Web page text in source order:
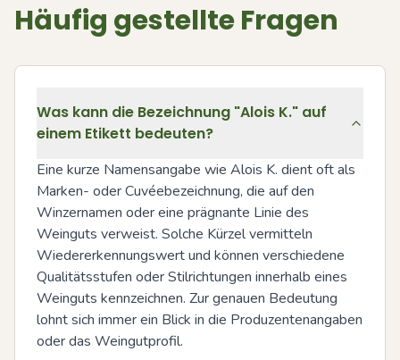
Häufig gestellte Fragen
Was kann die Bezeichnung "Alois K." auf
einem Etikett bedeuten?
Eine kurze Namensangabe wie Alois K. dient oft als
Marken- oder Cuvéebezeichnung, die auf den
Winzernamen oder eine prägnante Linie des
Weinguts verweist. Solche Kürzel vermitteln
Wiedererkennungswert und können verschiedene
Qualitätsstufen oder Stilrichtungen innerhalb eines
Weinguts kennzeichnen. Zur genauen Bedeutung
lohnt sich immer ein Blick in die Produzentenangaben
oder das Weingutprofil.